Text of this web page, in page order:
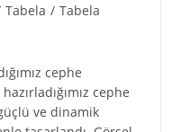
Tabela / Tabela
cephe
cephe
ve dinamik